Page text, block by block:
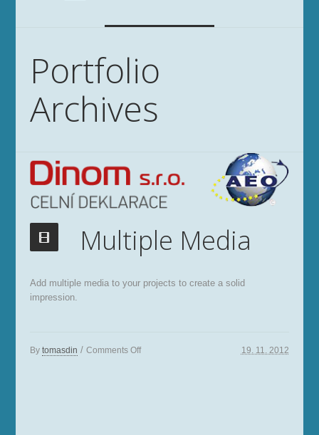
Portfolio
Archives
Multiple Media
Add multiple media to your projects to create a solid
impression.
Bytomasdin /CommentsOff 19. 11. 2012